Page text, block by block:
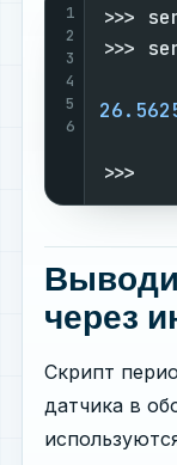
1
2
3
4
5
6
>>>
>>>
>>>
через
Скрипт
датчика в